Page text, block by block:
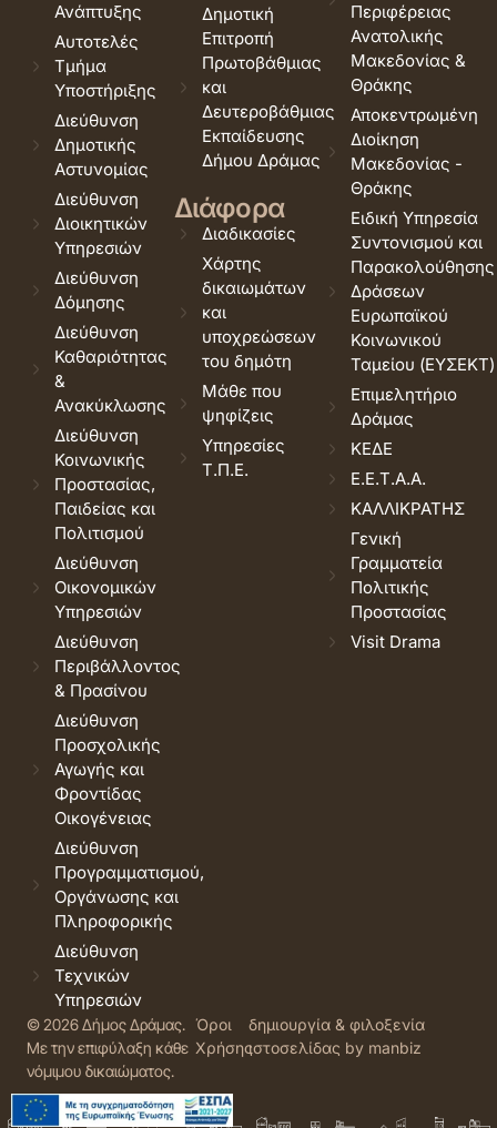
Ανάπτυξης
Αυτοτελές
Τμήμα
Υποστήριξης
Διεύθυνση
Δημοτικής
Αστυνομίας
Διεύθυνση
Διοικητικών
Υπηρεσιών
Διεύθυνση
Δόμησης
Διεύθυνση
Καθαριότητας
&
Ανακύκλωσης
Διεύθυνση
Κοινωνικής
Προστασίας,
Παιδείας και
Πολιτισμού
Διεύθυνση
Οικονομικών
Υπηρεσιών
Διεύθυνση
Περιβάλλοντος
& Πρασίνου
Διεύθυνση
Προσχολικής
Αγωγής και
Φροντίδας
Οικογένειας
Διεύθυνση
Προγραμματισμού,
Οργάνωσης και
Πληροφορικής
Διεύθυνση
Τεχνικών
Υπηρεσιών
Δημοτική
Επιτροπή
Πρωτοβάθμιας
και
Δευτεροβάθμιας
Εκπαίδευσης
Δήμου Δράμας
Διάφορα
Διαδικασίες
Χάρτης
δικαιωμάτων
και
υποχρεώσεων
του δημότη
Μάθε που
ψηφίζεις
Υπηρεσίες
Τ.Π.Ε.
Περιφέρειας
Ανατολικής
Μακεδονίας &
Θράκης
Αποκεντρωμένη
Διοίκηση
Μακεδονίας -
Θράκης
Ειδική Υπηρεσία
Συντονισμού και
Παρακολούθησης
Δράσεων
Ευρωπαϊκού
Κοινωνικού
Ταμείου (ΕΥΣΕΚΤ)
Επιμελητήριο
Δράμας
ΚΕΔΕ
Ε.Ε.Τ.Α.Α.
ΚΑΛΛΙΚΡΑΤΗΣ
Γενική
Γραμματεία
Πολιτικής
Προστασίας
Visit Drama
© 2026 Δήμος Δράμας.
Με την επιφύλαξη κάθε
νόμιμου δικαιώματος.
Όροι
Χρήσης
δημιουργία & φιλοξενία
ιστοσελίδας by manbiz